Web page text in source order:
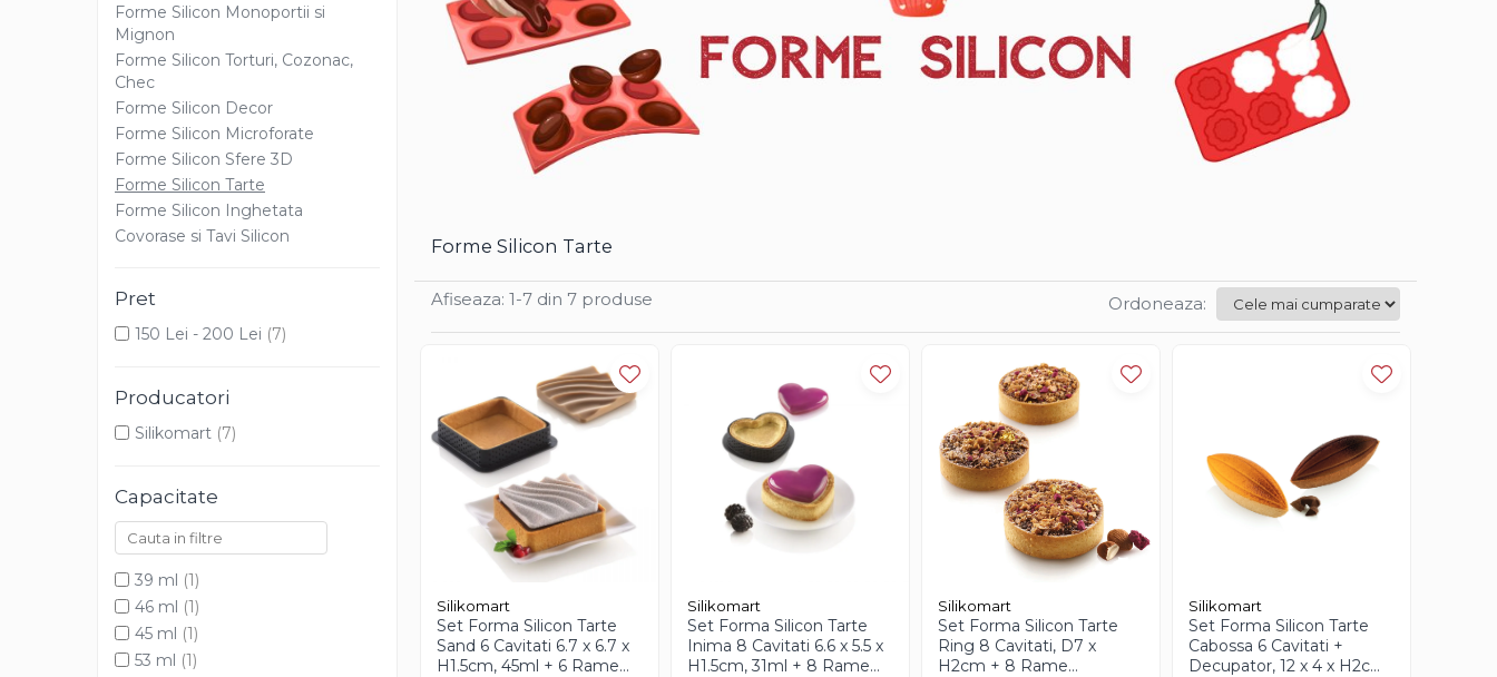
Materii Prime
Cacao DeZaan
Cacao Gerkens
Cacao Barry Callebaut
Ciocolata Calda
Mixuri Pudra Cofetarie
Mixuri Pudra Mousse
Alune de Padure
Fructe Liofilizate
Fructe Confiate
Compot si Cocktail
Forme Silicon Tarte
Forme Silicon Monoportii si
Mignon
Forme Silicon Torturi, Cozonac,
Chec
Forme Silicon Decor
Forme Silicon Microforate
Forme Silicon Sfere 3D
Forme Silicon Tarte
Forme Silicon Inghetata
Covorase si Tavi Silicon
Pret
150 Lei - 200 Lei (7)
Producatori
Silikomart (7)
Capacitate
39 ml (1)
46 ml (1)
45 ml (1)
53 ml (1)
Afiseaza: 1-7 din 7 produse Ordoneaza:
Silikomart
Set Forma Silicon Tarte
Sand 6 Cavitati 6.7 x 6.7 x
H1.5cm, 45ml + 6 Rame
Silikomart
Set Forma Silicon Tarte
Inima 8 Cavitati 6.6 x 5.5 x
H1.5cm, 31ml + 8 Rame
Silikomart
Set Forma Silicon Tarte
Ring 8 Cavitati, D7 x
H2cm + 8 Rame
Silikomart
Set Forma Silicon Tarte
Cabossa 6 Cavitati +
Decupator, 12 x 4 x H2cm